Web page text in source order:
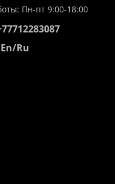
Пн-пт 9:00-18:00
En/Ru